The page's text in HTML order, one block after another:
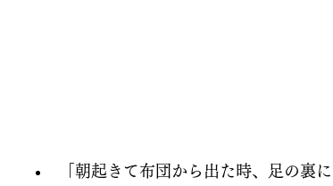
「朝起きて布団から出た時、足の裏